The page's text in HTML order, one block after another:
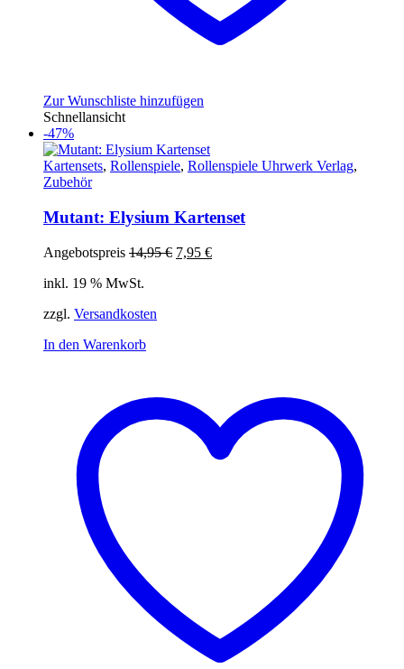
Zur Wunschliste hinzufügen
Schnellansicht
-47%
Kartensets, Rollenspiele, Rollenspiele Uhrwerk Verlag,
Zubehör
Mutant: Elysium Kartenset
Angebotspreis 14,95€ Ursprünglicher
7,95 €Aktueller
inkl. 19 % MwSt.
zzgl. Versandkosten
In den Warenkorb